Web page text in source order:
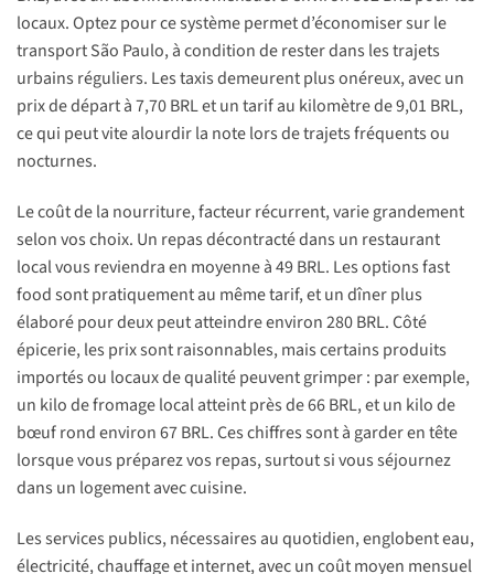
locaux. Optez pour ce système permet d’économiser sur le
transport São Paulo, à condition de rester dans les trajets
urbains réguliers. Les taxis demeurent plus onéreux, avec un
prix de départ à 7,70 BRL et un tarif au kilomètre de 9,01 BRL,
ce qui peut vite alourdir la note lors de trajets fréquents ou
nocturnes.
Le coût de la nourriture, facteur récurrent, varie grandement
selon vos choix. Un repas décontracté dans un restaurant
local vous reviendra en moyenne à 49 BRL. Les options fast
food sont pratiquement au même tarif, et un dîner plus
élaboré pour deux peut atteindre environ 280 BRL. Côté
épicerie, les prix sont raisonnables, mais certains produits
importés ou locaux de qualité peuvent grimper : par exemple,
un kilo de fromage local atteint près de 66 BRL, et un kilo de
bœuf rond environ 67 BRL. Ces chiffres sont à garder en tête
lorsque vous préparez vos repas, surtout si vous séjournez
dans un logement avec cuisine.
Les services publics, nécessaires au quotidien, englobent eau,
électricité, chauffage et internet, avec un coût moyen mensuel